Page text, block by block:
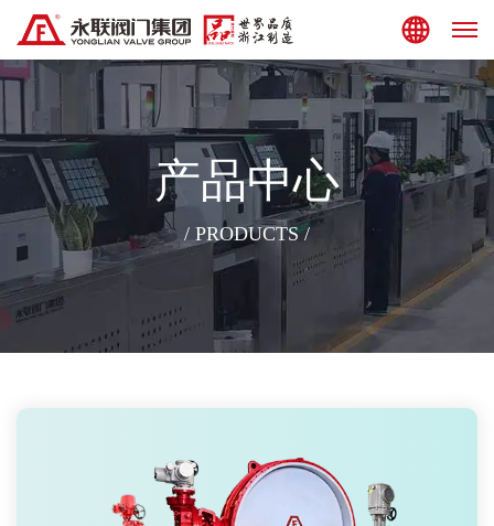
集团站点
产品中心
/ PRODUCTS /